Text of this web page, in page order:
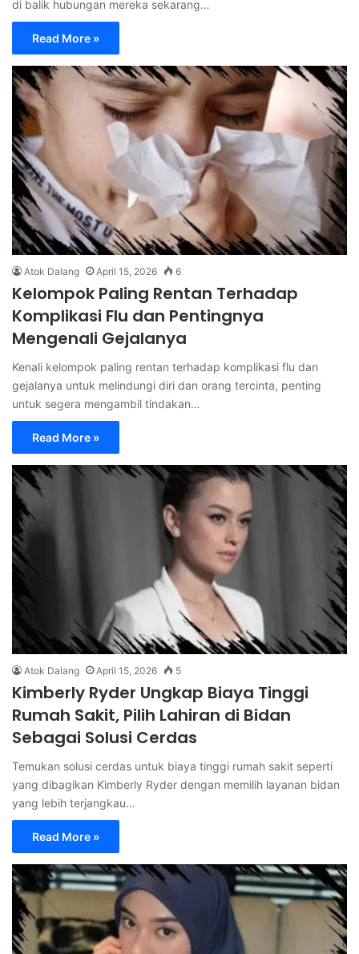
di balik hubungan mereka sekarang…
Read More »
Atok Dalang April 15, 2026 6
Kelompok Paling Rentan Terhadap
Komplikasi Flu dan Pentingnya
Mengenali Gejalanya
Kenali kelompok paling rentan terhadap komplikasi flu dan
gejalanya untuk melindungi diri dan orang tercinta, penting
untuk segera mengambil tindakan…
Read More »
Atok Dalang April 15, 2026 5
Kimberly Ryder Ungkap Biaya Tinggi
Rumah Sakit, Pilih Lahiran di Bidan
Sebagai Solusi Cerdas
Temukan solusi cerdas untuk biaya tinggi rumah sakit seperti
yang dibagikan Kimberly Ryder dengan memilih layanan bidan
yang lebih terjangkau…
Read More »